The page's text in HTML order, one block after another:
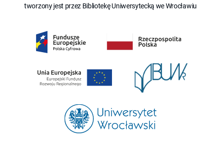
tworzony jest przez Bibliotekę Uniwersytecką we Wrocławiu